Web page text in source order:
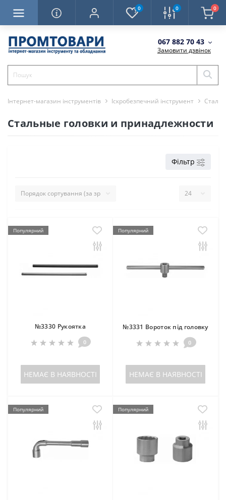
0 0 0
067 882 70 43
Замовити дзвінок
Інтернет-магазин інструментів Іскробезпечний інструмент
Стальные головки и принадлежности
Фільтр
Популярний
№3330 Рукоятка
0
НЕМАЄ В НАЯВНОСТІ
Популярний
№3331 Вороток під головку
0
НЕМАЄ В НАЯВНОСТІ
Популярний Популярний